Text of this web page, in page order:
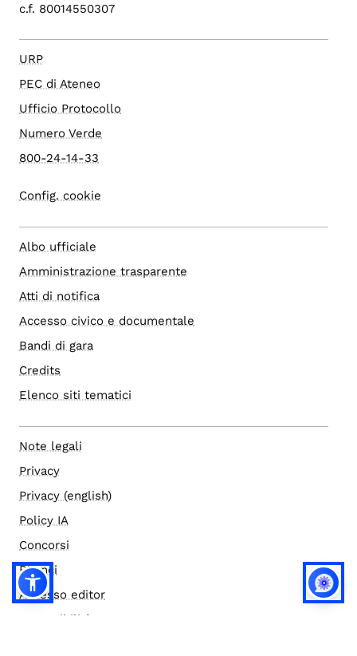
c.f. 80014550307
URP
PEC di Ateneo
Ufficio Protocollo
Numero Verde
800-24-14-33
Config. cookie
Albo ufficiale
Amministrazione trasparente
Atti di notifica
Accesso civico e documentale
Bandi di gara
Credits
Elenco siti tematici
Note legali
Privacy
Privacy (english)
Policy IA
Concorsi
Bilanci
Accesso editor
Accessibilità